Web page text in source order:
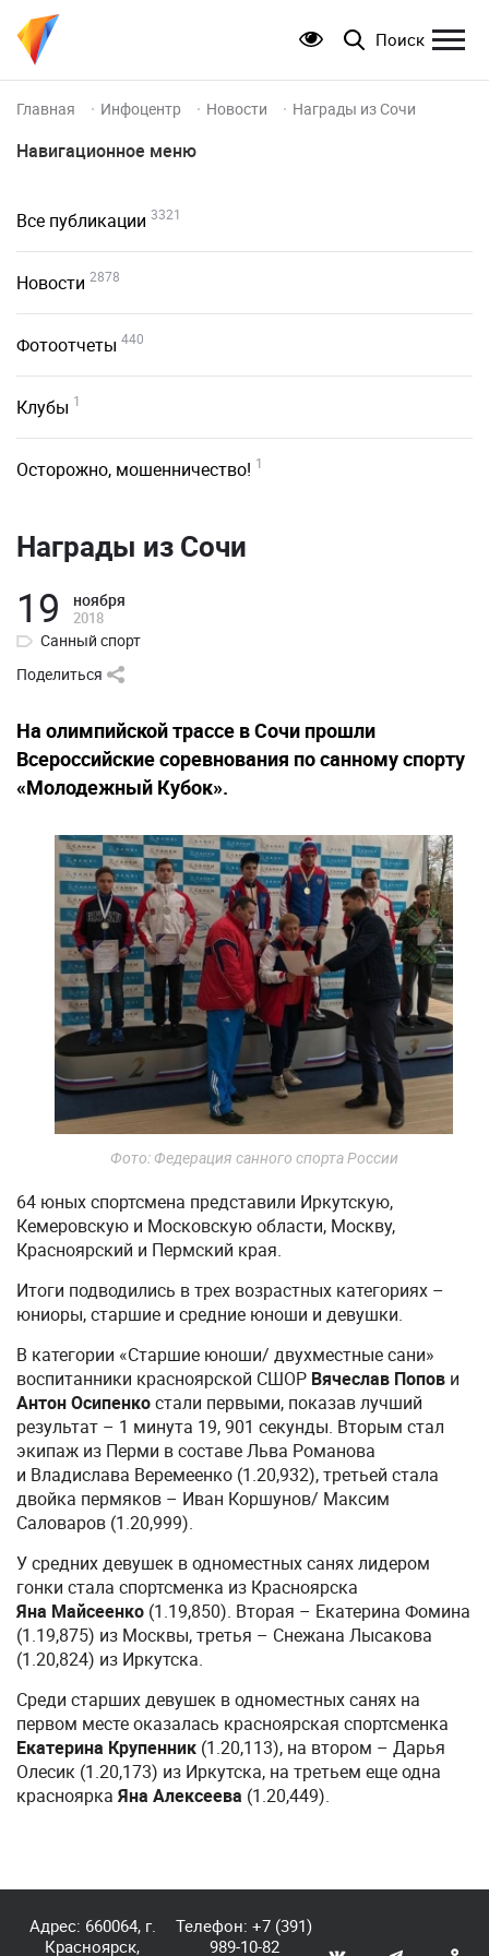
Поиск
Главная Инфоцентр Новости Награды из Сочи
Навигационное меню
Все публикации 3321
Новости 2878
Фотоотчеты 440
Клубы 1
Осторожно, мошенничество! 1
Награды из Сочи
19 ноября
2018
Санный спорт
Поделиться
На олимпийской трассе в Сочи прошли
Всероссийские соревнования по санному спорту
«Молодежный Кубок».
Фото: Федерация санного спорта России
64 юных спортсмена представили Иркутскую,
Кемеровскую и Московскую области, Москву,
Красноярский и Пермский края.
Итоги подводились в трех возрастных категориях –
юниоры, старшие и средние юноши и девушки.
В категории «Старшие юноши/ двухместные сани»
воспитанники красноярской СШОР Вячеслав Попов и
Антон Осипенкостали первыми, показав лучший
результат – 1 минута 19, 901 секунды. Вторым стал
экипаж из Перми в составе Льва Романова
и Владислава Веремеенко (1.20,932), третьей стала
двойка пермяков – Иван Коршунов/ Максим
Саловаров (1.20,999).
У средних девушек в одноместных санях лидером
гонки стала спортсменка из Красноярска
Яна Майсеенко (1.19,850). Вторая – Екатерина Фомина
(1.19,875) из Москвы, третья – Снежана Лысакова
(1.20,824) из Иркутска.
Среди старших девушек в одноместных санях на
первом месте оказалась красноярская спортсменка
Екатерина Крупенник (1.20,113), на втором – Дарья
Олесик (1.20,173) из Иркутска, на третьем еще одна
красноярка Яна Алексеева (1.20,449).
Адрес: 660064, г.
Красноярск,
Телефон:+7 (391)
989-10-82